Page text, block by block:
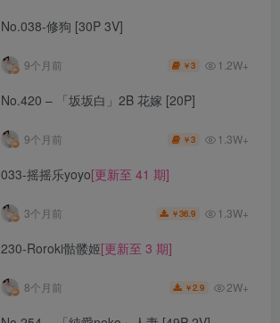
No.038-修狗 [30P 3V]
9个月前 ￥3 1.2W+
No.420 – 「坂坂白」2B 花嫁 [20P]
9个月前 ￥3 1.3W+
033-摇摇乐yoyo[更新至 41 期]
3个月前 ￥36.9 1.3W+
230-Roroki骷髅姬[更新至 3 期]
8个月前 ￥2.9 2W+